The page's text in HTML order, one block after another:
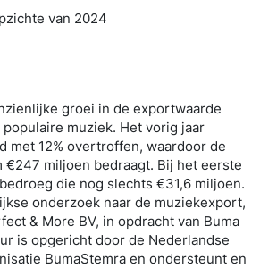
van 2024
groei in de exportwaarde
muziek. Het vorig jaar
met 12% overtroffen, waardoor de
€247 miljoen bedraagt. Bij het eerste
die nog slechts €31,6 miljoen.
onderzoek naar de muziekexport,
& More BV, in opdracht van Buma
is opgericht door de Nederlandse
BumaStemra en ondersteunt en